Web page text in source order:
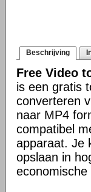
Beschrijving
Free Video
is een gratis
converteren
naar MP4
compatibel
apparaat. Je
opslaan in
economische